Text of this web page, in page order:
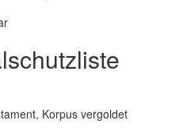
Korpus vergoldet